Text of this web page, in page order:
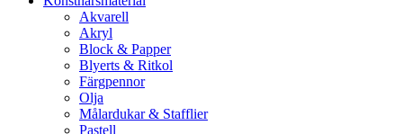
Akvarell
Akryl
Block & Papper
Blyerts & Ritkol
Färgpennor
Olja
Målardukar & Stafflier
Pastell